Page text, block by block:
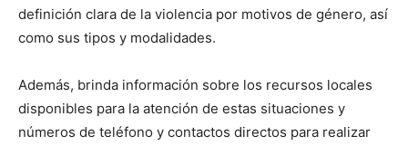
definición clara de la violencia por motivos de género, así
como sus tipos y modalidades.
Además, brinda información sobre los recursos locales
disponibles para la atención de estas situaciones y
números de teléfono y contactos directos para realizar